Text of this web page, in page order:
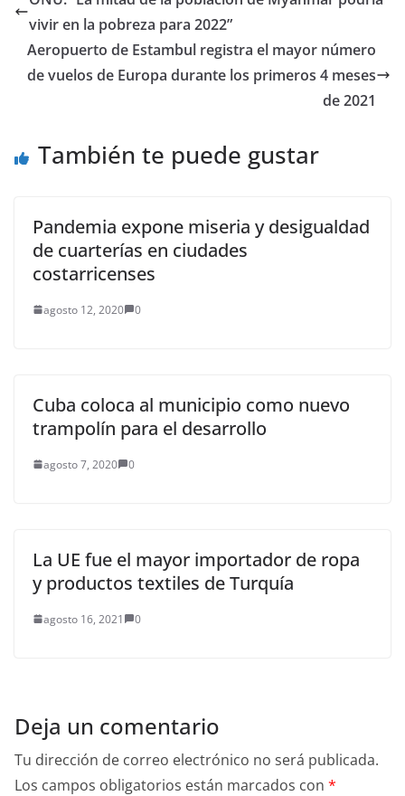
migración, la riqueza y
el comercio, presenta…
vivir en la pobreza para 2022”
Aeropuerto de Estambul registra el mayor número
de vuelos de Europa durante los primeros 4 meses
de 2021
También te puede gustar
Pandemia expone miseria y desigualdad
de cuarterías en ciudades
costarricenses
agosto 12, 2020 0
Cuba coloca al municipio como nuevo
trampolín para el desarrollo
agosto 7, 2020 0
La UE fue el mayor importador de ropa
y productos textiles de Turquía
agosto 16, 2021 0
Deja un comentario
Tu dirección de correo electrónico no será publicada.
Los campos obligatorios están marcados con *